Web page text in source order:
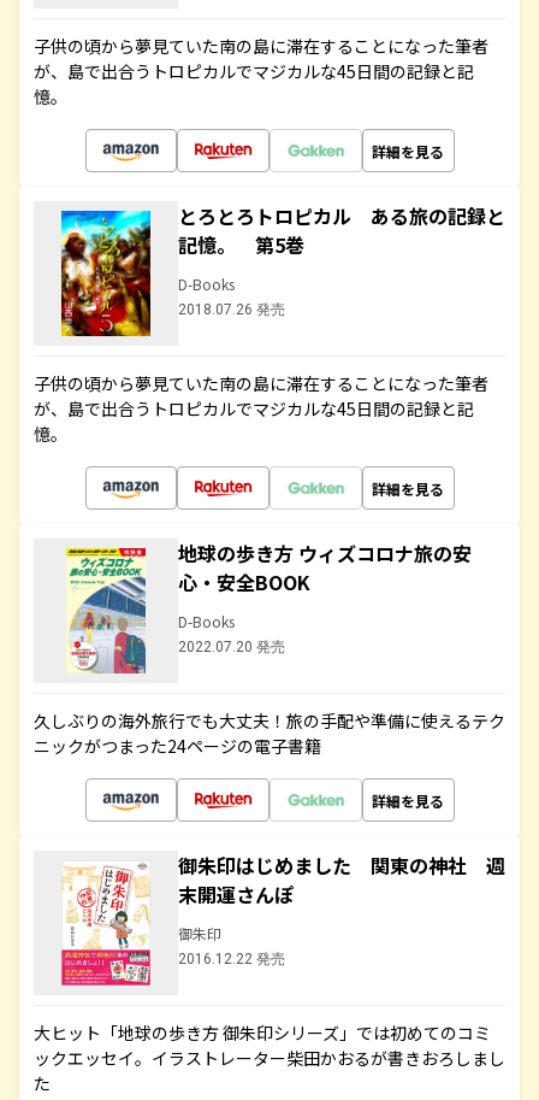
子供の頃から夢見ていた南の島に滞在することになった筆者
が、島で出合うトロピカルでマジカルな45日間の記録と記
憶。
詳細を見る
とろとろトロピカル ある旅の記録と
記憶。 第5巻
D-Books
2018.07.26 発売
子供の頃から夢見ていた南の島に滞在することになった筆者
が、島で出合うトロピカルでマジカルな45日間の記録と記
憶。
詳細を見る
地球の歩き方 ウィズコロナ旅の安
心・安全BOOK
D-Books
2022.07.20 発売
久しぶりの海外旅行でも大丈夫！旅の手配や準備に使えるテク
ニックがつまった24ページの電子書籍
詳細を見る
御朱印はじめました 関東の神社 週
末開運さんぽ
御朱印
2016.12.22 発売
大ヒット「地球の歩き方 御朱印シリーズ」では初めてのコミ
ックエッセイ。イラストレーター柴田かおるが書きおろしまし
た